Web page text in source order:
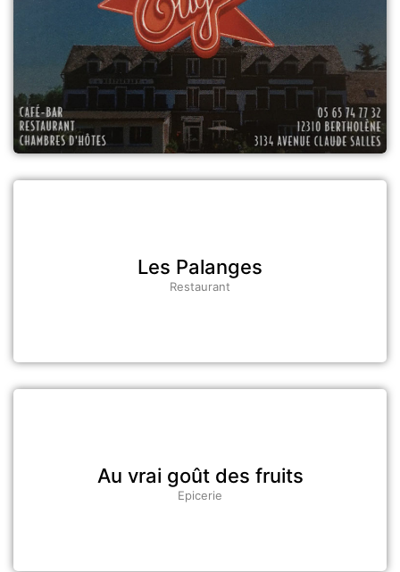
Les Palanges
Restaurant
Au vrai goût des fruits
Epicerie